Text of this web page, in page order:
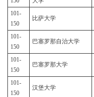
101-
150
比萨大学
101-
150
巴塞罗那自治大学
101-
150
巴塞罗那大学
101-
150
汉堡大学